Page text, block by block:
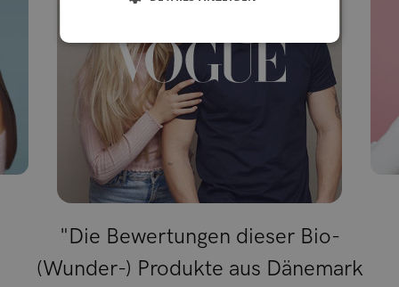
"Die Bewertungen dieser Bio-
(Wunder-) Produkte aus Dänemark